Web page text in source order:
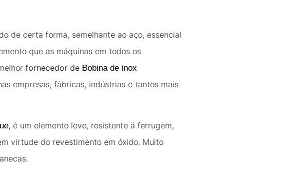
de certa forma, semelhante ao aço, essencial
que as máquinas em todos os
fornecedor de Bobina de inox
empresas, fábricas, indústrias e tantos mais
, é um elemento leve, resistente á ferrugem,
virtude do revestimento em óxido. Muito